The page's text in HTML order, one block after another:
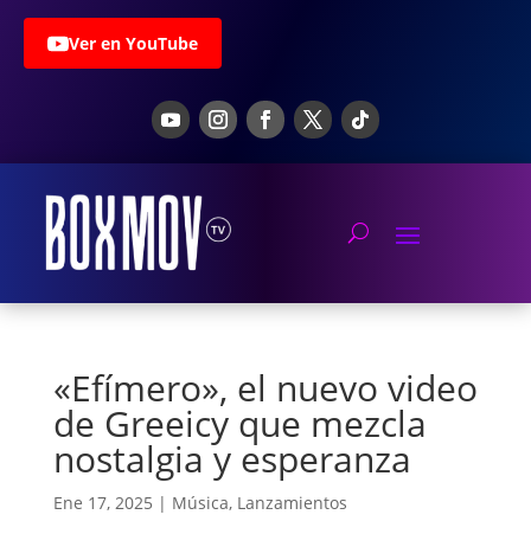
Ver en YouTube
«Efímero», el nuevo video
de Greeicy que mezcla
nostalgia y esperanza
Ene 17, 2025 | Música, Lanzamientos